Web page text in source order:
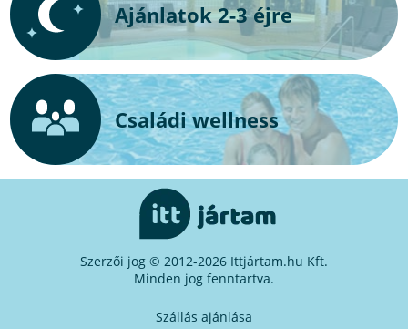
Ajánlatok 2-3 éjre
Családi wellness
Szerzői jog © 2012-2026 Ittjártam.hu Kft.
Minden jog fenntartva.
Szállás ajánlása